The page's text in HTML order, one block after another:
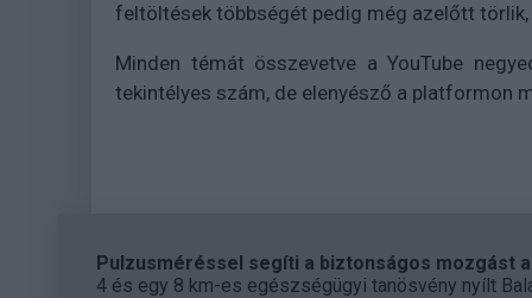
feltöltések többségét pedig még azelőtt törlik,
Minden témát összevetve a YouTube
tekintélyes szám, de elenyésző a platformon
Pulzusméréssel segíti a biztonságos mozgást
4 és egy 8 km-es egészségügyi tanösvény nyílt